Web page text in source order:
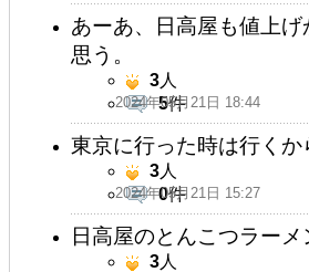
あーあ、日高屋も値上
思う。
2024年05月21日 18:44
3人
5件
東京に行った時は行く
2024年05月21日 15:27
3人
0件
日高屋のとんこつラー
3人